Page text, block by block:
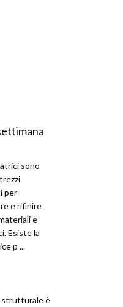
sono
per
e rifinire
e
Esiste la
p ...
strutturale è